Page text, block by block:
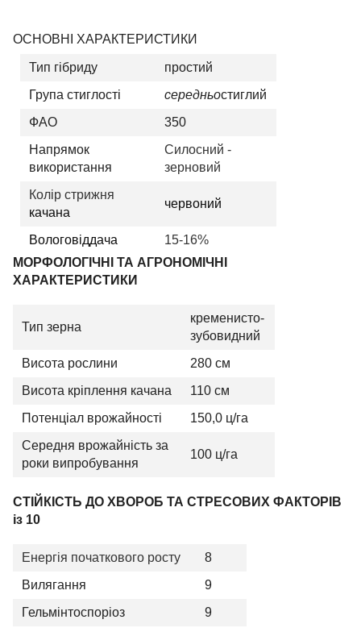
ОСНОВНІ ХАРАКТЕРИСТИКИ
Тип гібриду
простий
Група стиглості
середньостиглий
ФАО
350
Напрямок
використання
Силосний -
зерновий
Колір стрижня
качана
червоний
Вологовіддача
15-16%
МОРФОЛОГІЧНІ ТА АГРОНОМІЧНІ
ХАРАКТЕРИСТИКИ
Тип зерна
кременисто-
зубовидний
Висота рослини
280 см
Висота кріплення качана
110 см
Потенціал врожайності
150,0 ц/га
Середня врожайність за
роки випробування
100 ц/га
СТІЙКІСТЬ ДО ХВОРОБ ТА СТРЕСОВИХ ФАКТОРІВ
із 10
Енергія початкового росту
8
Вилягання
9
Гельмінтоспоріоз
9